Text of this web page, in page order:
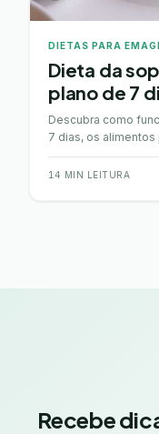
DIETAS PARA
Dieta da
plano de 7
Descubra como
7 dias, os
informação útil e
14 MIN LEITURA
Recebe